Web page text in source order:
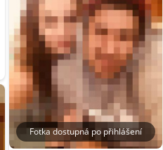
Fotka dostupná po přihlášení